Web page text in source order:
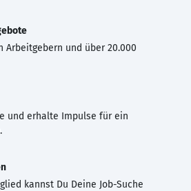
Arbeitgebern und über 20.000
und erhalte Impulse für ein
kannst Du Deine Job-Suche